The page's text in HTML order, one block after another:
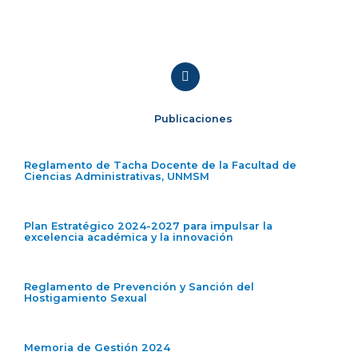
Publicaciones
Reglamento de Tacha Docente de la Facultad de
Ciencias Administrativas, UNMSM
Plan Estratégico 2024-2027 para impulsar la
excelencia académica y la innovación
Reglamento de Prevención y Sanción del
Hostigamiento Sexual
Memoria de Gestión 2024